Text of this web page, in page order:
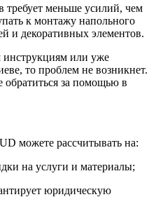
требует меньше усилий, чем
к монтажу напольного
и декоративных элементов.
инструкциям или уже
то проблем не возникнет.
за помощью в
можете рассчитывать на:
на услуги и материалы;
юридическую